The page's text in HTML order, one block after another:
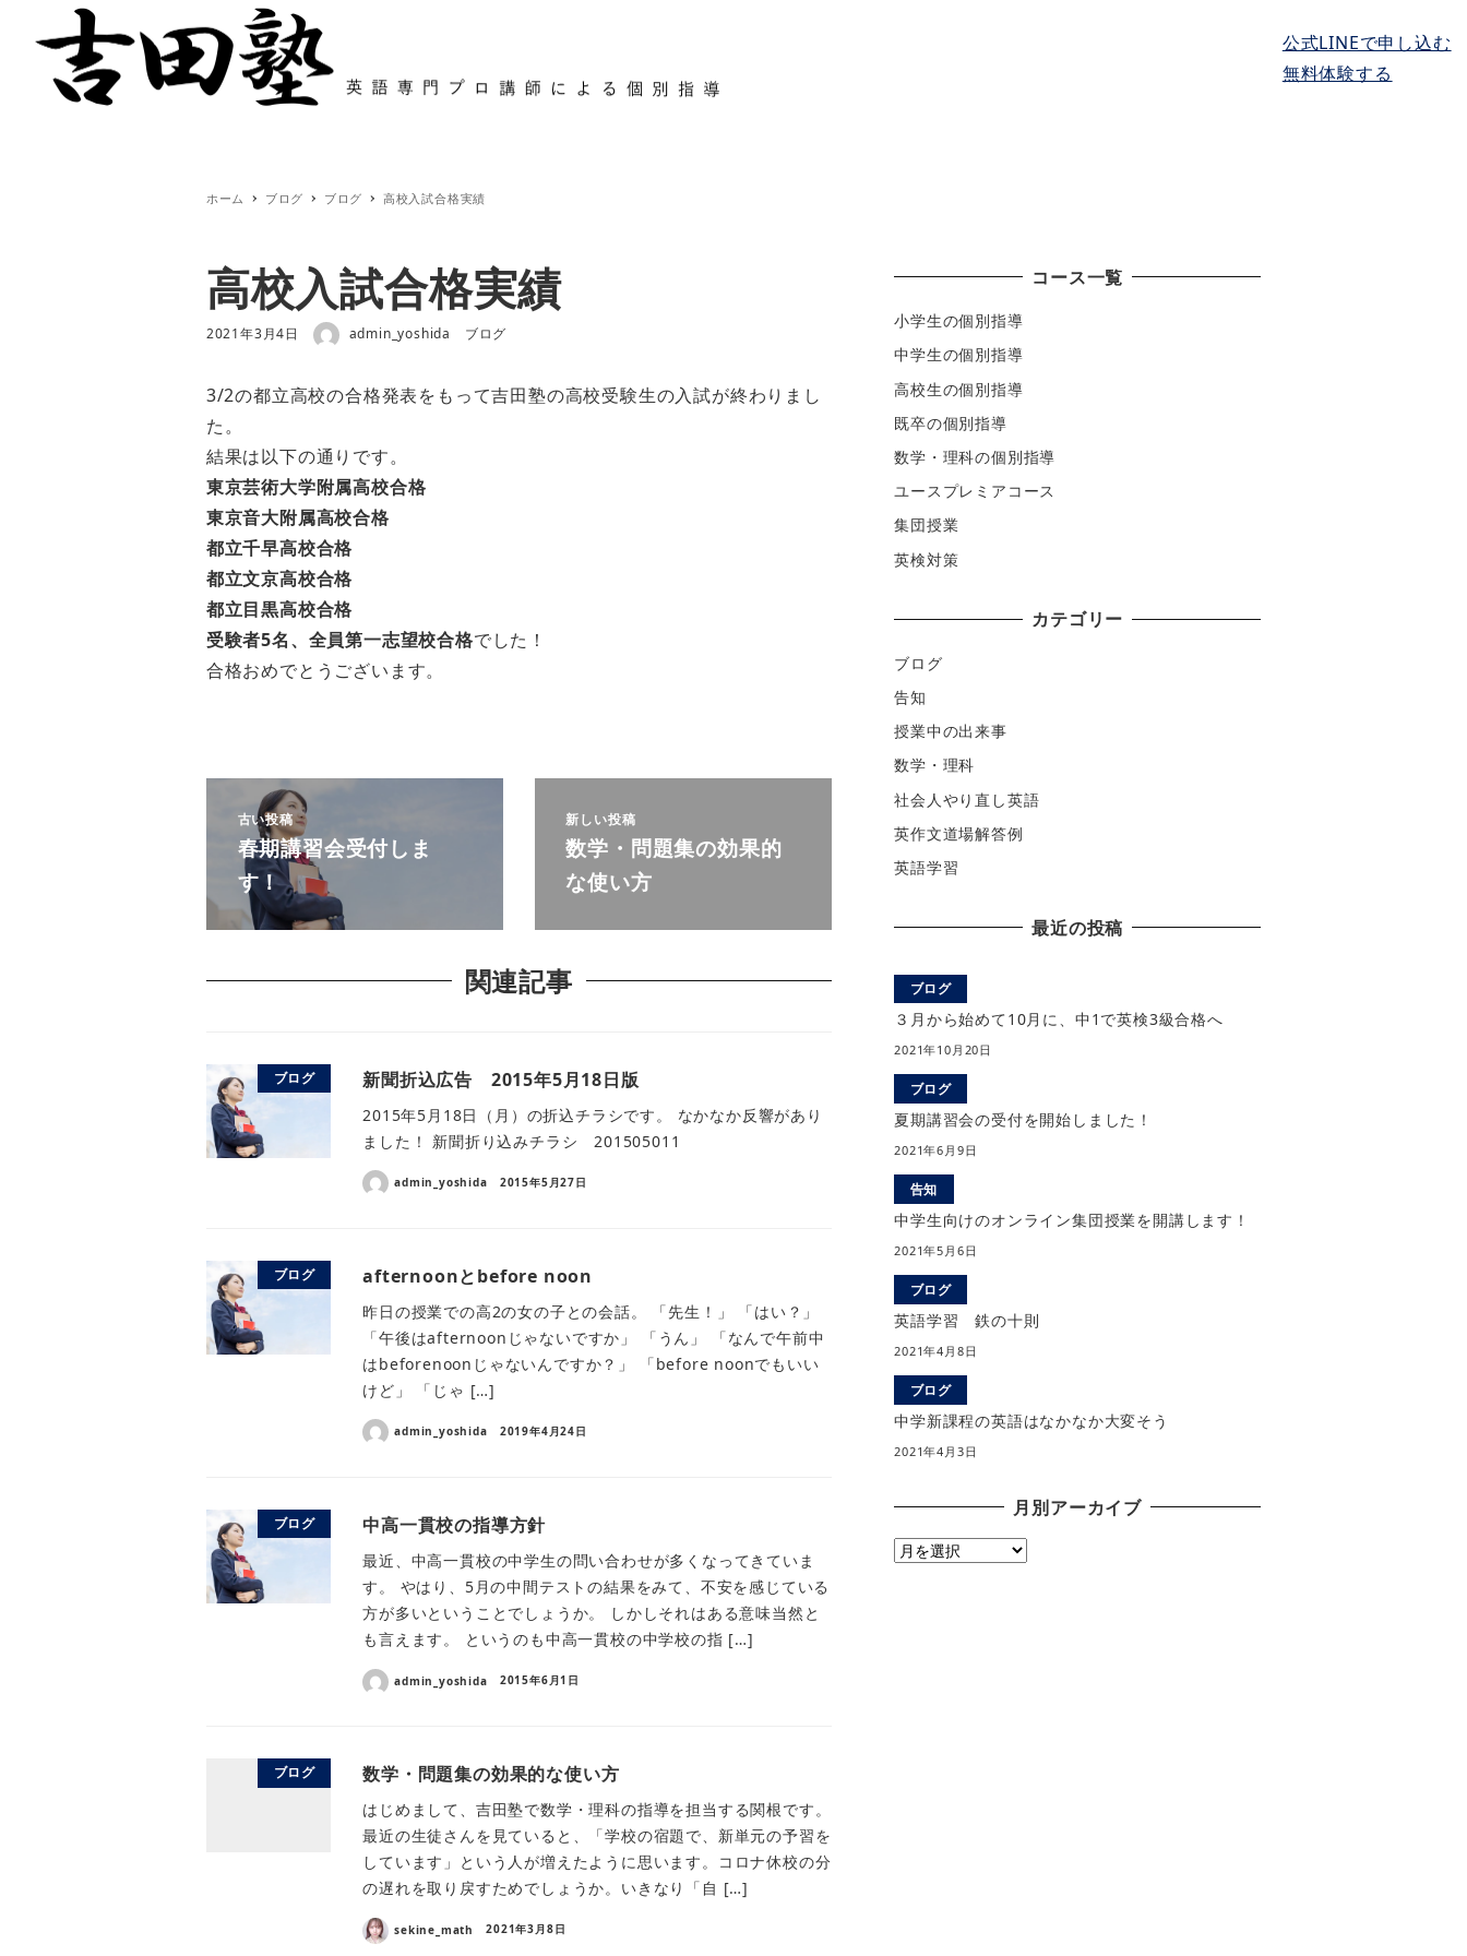
公式LINEで申し込む
無料体験する
ホーム ブログ ブログ 高校入試合格実績
高校入試合格実績
投稿日
2021年3月4日 著者 admin_yoshida カテゴリー
ブログ
3/2の都立高校の合格発表をもって吉田塾の高校受験生の入試が終わりまし
た。
結果は以下の通りです。
東京芸術大学附属高校合格
東京音大附属高校合格
都立千早高校合格
都立文京高校合格
都立目黒高校合格
受験者5名、全員第一志望校合格でした！
合格おめでとうございます。
古い投稿
春期講習会受付しま
す！
新しい投稿
数学・問題集の効果的
な使い方
関連記事
ブログ 新聞折込広告 2015年5月18日版
2015年5月18日（月）の折込チラシです。 なかなか反響があり
ました！ 新聞折り込みチラシ 201505011
admin_yoshida 2015年5月27日
ブログ afternoonとbefore noon
昨日の授業での高2の女の子との会話。 「先生！」 「はい？」
「午後はafternoonじゃないですか」 「うん」 「なんで午前中
はbeforenoonじゃないんですか？」 「before noonでもいい
けど」 「じゃ […]
admin_yoshida 2019年4月24日
ブログ 中高一貫校の指導方針
最近、中高一貫校の中学生の問い合わせが多くなってきていま
す。 やはり、5月の中間テストの結果をみて、不安を感じている
方が多いということでしょうか。 しかしそれはある意味当然と
も言えます。 というのも中高一貫校の中学校の指 […]
admin_yoshida 2015年6月1日
ブログ 数学・問題集の効果的な使い方
はじめまして、吉田塾で数学・理科の指導を担当する関根です。
最近の生徒さんを見ていると、「学校の宿題で、新単元の予習を
しています」という人が増えたように思います。コロナ休校の分
の遅れを取り戻すためでしょうか。いきなり「自 […]
sekine_math 2021年3月8日
コース一覧
小学生の個別指導
中学生の個別指導
高校生の個別指導
既卒の個別指導
数学・理科の個別指導
ユースプレミアコース
集団授業
英検対策
カテゴリー
ブログ
告知
授業中の出来事
数学・理科
社会人やり直し英語
英作文道場解答例
英語学習
最近の投稿
ブログ
３月から始めて10月に、中1で英検3級合格へ
2021年10月20日
ブログ
夏期講習会の受付を開始しました！
2021年6月9日
告知
中学生向けのオンライン集団授業を開講します！
2021年5月6日
ブログ
英語学習 鉄の十則
2021年4月8日
ブログ
中学新課程の英語はなかなか大変そう
2021年4月3日
月別アーカイブ
月